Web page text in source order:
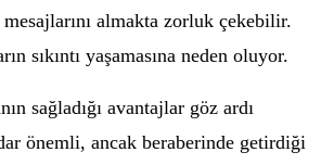
almakta zorluk çekebilir.
sıkıntı yaşamasına neden oluyor.
sağladığı avantajlar göz ardı
önemli, ancak beraberinde getirdiği